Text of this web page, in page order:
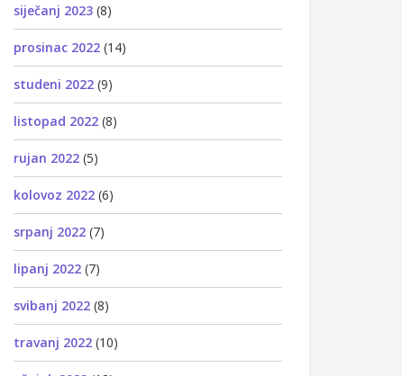
siječanj 2023 (8)
prosinac 2022 (14)
studeni 2022 (9)
listopad 2022 (8)
rujan 2022 (5)
kolovoz 2022 (6)
srpanj 2022 (7)
lipanj 2022 (7)
svibanj 2022 (8)
travanj 2022 (10)